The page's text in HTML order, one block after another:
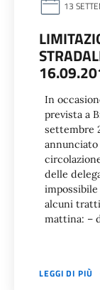
13
In
prevista a
settembre
delle
alcuni
mattina: –
LEGGI DI PIÙ